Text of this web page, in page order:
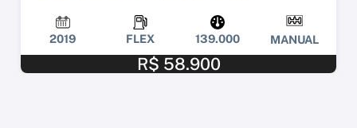
2019 FLEX 139.000 MANUAL
R$ 58.900